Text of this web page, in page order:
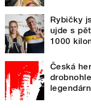
Rybičky
ujde s
1000
Česká